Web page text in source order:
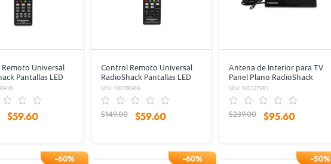
Universal
Pantallas LED
Negro
$59.60
Control Remoto Universal
RadioShack Pantallas LED
Sony Negro
SKU: 100180459
$149.00 $59.60
Antena de Interior para TV
Panel Plano RadioShack
Ganancia 3-DB
SKU: 100127981
$239.00 $95.60
-60% -60% -50%